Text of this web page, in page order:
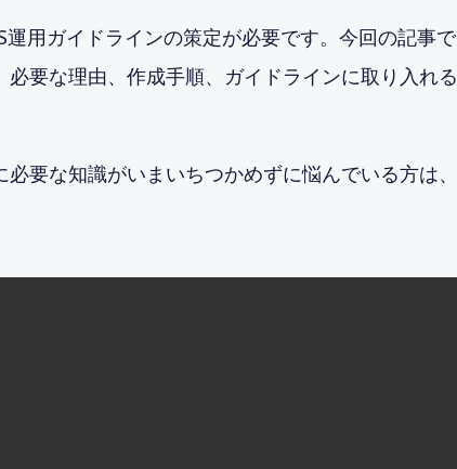
用ガイドラインの策定が必要です。今回の記事で
要な理由、作成手順、ガイドラインに取り入れる
要な知識がいまいちつかめずに悩んでいる方は、